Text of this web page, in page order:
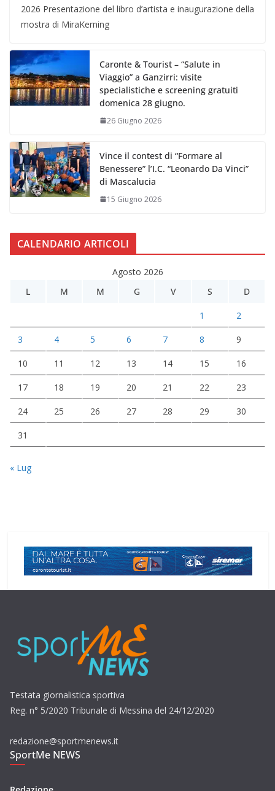
2026 Presentazione del libro d’artista e inaugurazione della
mostra di MiraKerning
Caronte & Tourist – “Salute in
Viaggio” a Ganzirri: visite
specialistiche e screening gratuiti
domenica 28 giugno.
26 Giugno 2026
Vince il contest di “Formare al
Benessere” l’I.C. “Leonardo Da Vinci”
di Mascalucia
15 Giugno 2026
CALENDARIO ARTICOLI
Agosto 2026
L
M M G V S D
1 2
3 4 5 6 7 8 9
10 11 12 13 14 15 16
17 18 19 20 21 22 23
24 25 26 27 28 29 30
31
« Lug
Testata giornalistica sportiva
Reg. n° 5/2020 Tribunale di Messina del 24/12/2020
redazione@sportmenews.it
SportMe NEWS